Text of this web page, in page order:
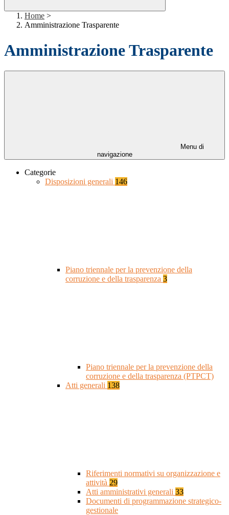
Home >
Amministrazione Trasparente
Amministrazione Trasparente
Menu di
navigazione
Categorie
Disposizioni generali 146
Piano triennale per la prevenzione della
corruzione e della trasparenza 3
Piano triennale per la prevenzione della
corruzione e della trasparenza (PTPCT)
Atti generali 138
Riferimenti normativi su organizzazione e
attività 29
Atti amministrativi generali 33
Documenti di programmazione strategico-
gestionale